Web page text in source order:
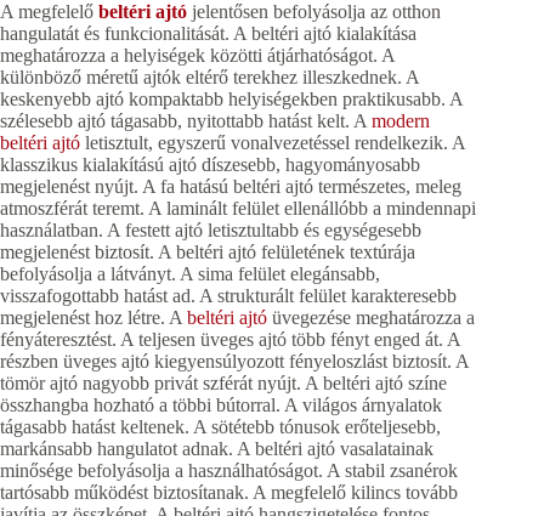
A megfelelő beltéri ajtó jelentősen befolyásolja az otthon
hangulatát és funkcionalitását. A beltéri ajtó kialakítása
meghatározza a helyiségek közötti átjárhatóságot. A
különböző méretű ajtók eltérő terekhez illeszkednek. A
keskenyebb ajtó kompaktabb helyiségekben praktikusabb. A
szélesebb ajtó tágasabb, nyitottabb hatást kelt. Amodern
beltéri ajtó letisztult, egyszerű vonalvezetéssel rendelkezik. A
klasszikus kialakítású ajtó díszesebb, hagyományosabb
megjelenést nyújt. A fa hatású beltéri ajtó természetes, meleg
atmoszférát teremt. A laminált felület ellenállóbb a mindennapi
használatban. A festett ajtó letisztultabb és egységesebb
megjelenést biztosít. A beltéri ajtó felületének textúrája
befolyásolja a látványt. A sima felület elegánsabb,
visszafogottabb hatást ad. A strukturált felület karakteresebb
megjelenést hoz létre. Abeltéri ajtó üvegezése meghatározza a
fényáteresztést. A teljesen üveges ajtó több fényt enged át. A
részben üveges ajtó kiegyensúlyozott fényeloszlást biztosít. A
tömör ajtó nagyobb privát szférát nyújt. A beltéri ajtó színe
összhangba hozható a többi bútorral. A világos árnyalatok
tágasabb hatást keltenek. A sötétebb tónusok erőteljesebb,
markánsabb hangulatot adnak. A beltéri ajtó vasalatainak
minősége befolyásolja a használhatóságot. A stabil zsanérok
tartósabb működést biztosítanak. A megfelelő kilincs tovább